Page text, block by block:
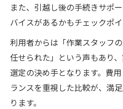
また、引越し後の手続きサポ
バイスがあるかもチェックポイ
利用者からは「作業スタッフ
任せられた」という声もあり
選定の決め手となります。費
ランスを重視した比較が、満
ります。